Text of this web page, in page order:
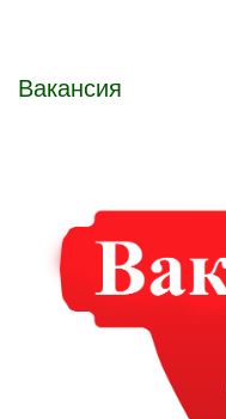
Вакансия